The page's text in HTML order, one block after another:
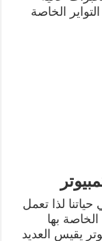
الخاصة
لذا تعمل
بها
يقيس العديد